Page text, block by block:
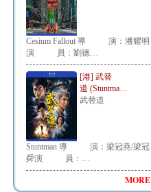
Cesium Fallout 導 演：潘耀明
演 員：劉德…
[港] 武替
道 (Stuntma…
武替道
Stuntman 導 演：梁冠堯/梁冠
舜演 員：…
MORE